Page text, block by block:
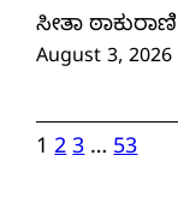
ಸೀತಾ
August 3, 2026
1 2 3 … 53